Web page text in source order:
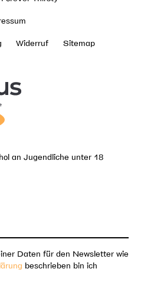
Widerruf Sitemap
an Jugendliche unter 18
Daten für den Newsletter wie
beschrieben bin ich